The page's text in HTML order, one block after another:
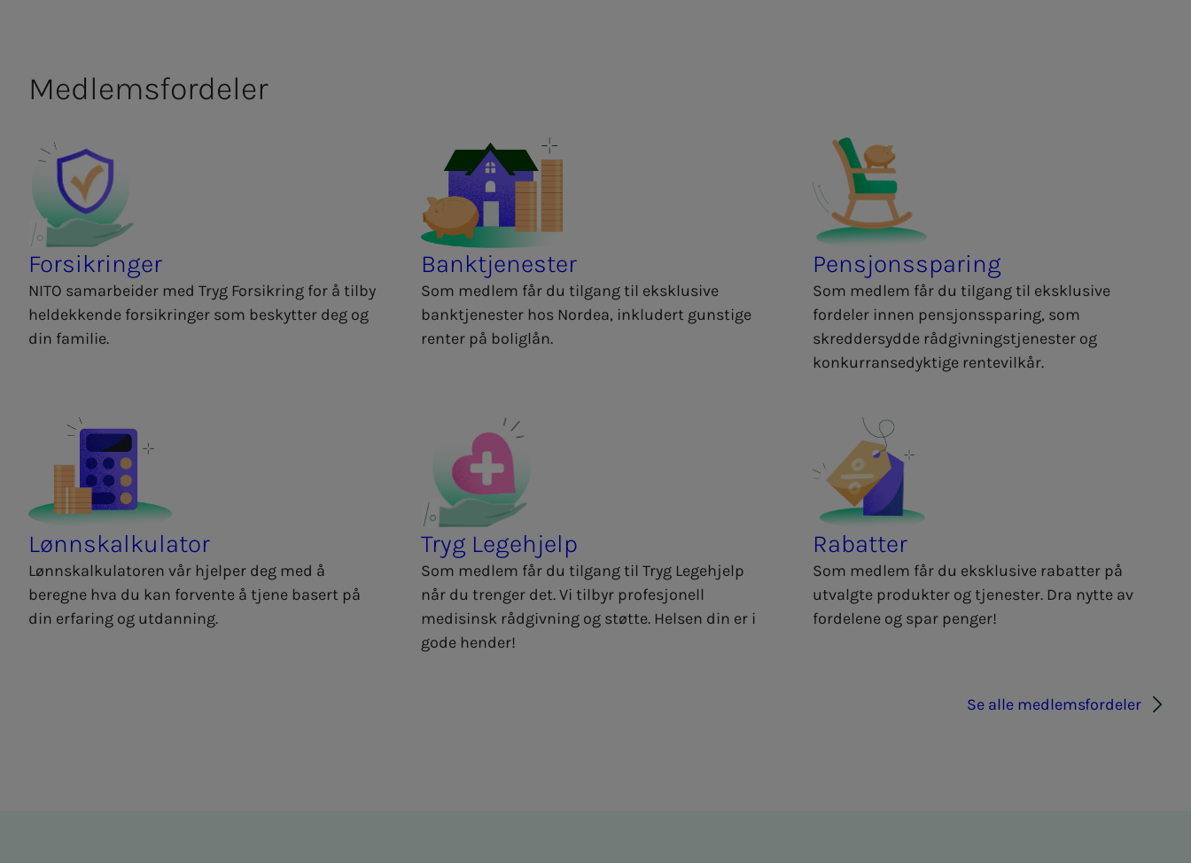
Med­­­­­lems­­­for­­­de­­­ler
Forsikringer
NITO samarbeider med Tryg Forsikring for å tilby
heldekkende forsikringer som beskytter deg og
din familie.
Banktjenester
Som medlem får du tilgang til eksklusive
banktjenester hos Nordea, inkludert gunstige
renter på boliglån.
Pensjonssparing
Som medlem får du tilgang til eksklusive
fordeler innen pensjonssparing, som
skreddersydde rådgivningstjenester og
konkurransedyktige rentevilkår.
Lønnskalkulator
Lønnskalkulatoren vår hjelper deg med å
beregne hva du kan forvente å tjene basert på
din erfaring og utdanning.
Tryg Legehjelp
Som medlem får du tilgang til Tryg Legehjelp
når du trenger det. Vi tilbyr profesjonell
medisinsk rådgivning og støtte. Helsen din er i
gode hender!
Rabatter
Som medlem får du eksklusive rabatter på
utvalgte produkter og tjenester. Dra nytte av
fordelene og spar penger!
Se alle medlemsfordeler